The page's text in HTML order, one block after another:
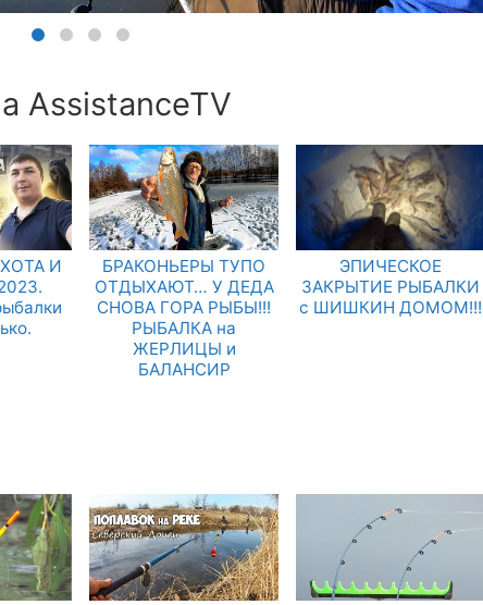
AssistanceTV
И
БРАКОНЬЕРЫ ТУПО
ОТДЫХАЮТ… У ДЕДА
СНОВА ГОРА РЫБЫ!!!
РЫБАЛКА на
ЖЕРЛИЦЫ и
БАЛАНСИР
ЭПИЧЕСКОЕ
ЗАКРЫТИЕ РЫБАЛКИ
с ШИШКИН ДОМОМ!!!